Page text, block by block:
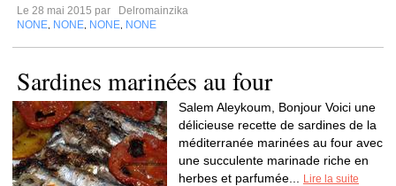
Le 28 mai 2015 par
Delromainzika
NONE NONE NONE NONE
Sardines marinées au four
Salem Aleykoum, Bonjour Voici une
délicieuse recette de sardines de la
méditerranée marinées au four avec
une succulente marinade riche en
herbes et parfumée...
Lire la suite